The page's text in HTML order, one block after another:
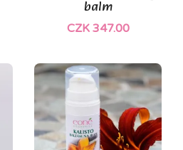
balm
CZK 347.00